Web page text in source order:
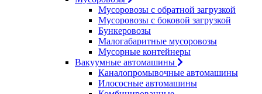
Мусоровозы с обратной загрузкой
Мусоровозы с боковой загрузкой
Бункеровозы
Малогабаритные мусоровозы
Мусорные контейнеры
Вакуумные автомашины
Каналопромывочные автомашины
Илососные автомашины